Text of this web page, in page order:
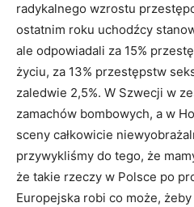
radykalnego wzrostu
ostatnim roku uchodźcy
ale odpowiadali za 15%
życiu, za 13% przestępstw
zaledwie 2,5%. W Szwecji w
zamachów bombowych, a w
sceny całkowicie
przywykliśmy do tego, że
że takie rzeczy w Polsce po
Europejska robi co może,